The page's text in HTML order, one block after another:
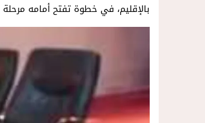
بالإقليم، في خطوة تفتح أمامه